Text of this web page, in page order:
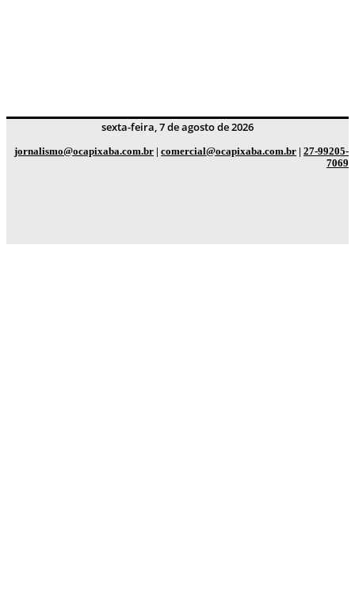
sexta-feira, 7 de agosto de 2026
jornalismo@ocapixaba.com.br | comercial@ocapixaba.com.br | 27-99205-
7069